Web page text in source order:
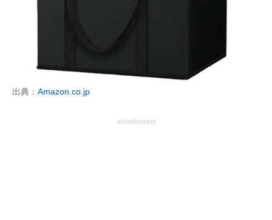
出典： Amazon.co.jp
advertisement